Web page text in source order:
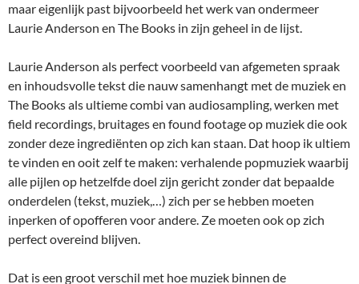
maar eigenlijk past bijvoorbeeld het werk van ondermeer
Laurie Anderson en The Books in zijn geheel in de lijst.
Laurie Anderson als perfect voorbeeld van afgemeten spraak
en inhoudsvolle tekst die nauw samenhangt met de muziek en
The Books als ultieme combi van audiosampling, werken met
field recordings, bruitages en found footage op muziek die ook
zonder deze ingrediënten op zich kan staan. Dat hoop ik ultiem
te vinden en ooit zelf te maken: verhalende popmuziek waarbij
alle pijlen op hetzelfde doel zijn gericht zonder dat bepaalde
onderdelen (tekst, muziek,…) zich per se hebben moeten
inperken of opofferen voor andere. Ze moeten ook op zich
perfect overeind blijven.
Dat is een groot verschil met hoe muziek binnen de